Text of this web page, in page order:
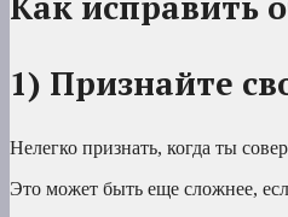
1) Признайте
Нелегко признать, когда ты
Это может быть еще сложнее,